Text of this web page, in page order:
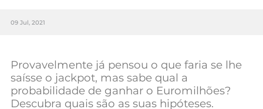
Tecnologia
Negócios
09 Jul, 2021
Provavelmente já pensou o que faria se lhe
saísse o jackpot, mas sabe qual a
probabilidade de ganhar o Euromilhões?
Descubra quais são as suas hipóteses.